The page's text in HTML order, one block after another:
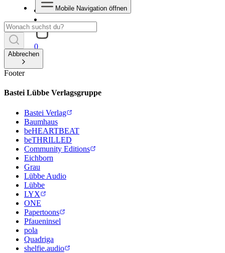
0
Mobile Navigation öffnen
Abbrechen
Footer
Bastei Lübbe Verlagsgruppe
Bastei Verlag
Baumhaus
beHEARTBEAT
beTHRILLED
Community Editions
Eichborn
Grau
Lübbe Audio
Lübbe
LYX
ONE
Papertoons
Pfaueninsel
pola
Quadriga
shelfie.audio